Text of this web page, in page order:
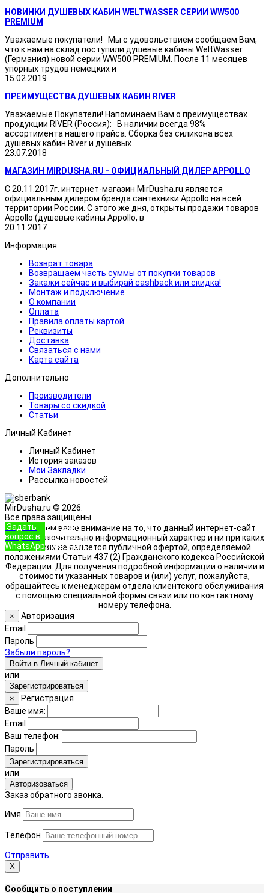
НОВИНКИ ДУШЕВЫХ КАБИН WELTWASSER СЕРИИ WW500
PREMIUM
Уважаемые покупатели! Мы с удовольствием сообщаем Вам,
что к нам на склад поступили душевые кабины WeltWasser
(Германия) новой серии WW500 PREMIUM. После 11 месяцев
упорных трудов немецких и
15.02.2019
ПРЕИМУЩЕСТВА ДУШЕВЫХ КАБИН RIVER
Уважаемые Покупатели! Напоминаем Вам о преимуществах
продукции RIVER (Россия): В наличии всегда 98%
ассортимента нашего прайса. Сборка без силикона всех
душевых кабин River и душевых
23.07.2018
МАГАЗИН MIRDUSHA.RU - ОФИЦИАЛЬНЫЙ ДИЛЕР APPOLLO
С 20.11.2017г. интернет-магазин MirDusha.ru является
официальным дилером бренда сантехники Appollo на всей
территории России. С этого же дня, открыты продажи товаров
Appollo (душевые кабины Appollo, в
20.11.2017
Информация
Возврат товара
Возвращаем часть суммы от покупки товаров
Закажи сейчас и выбирай cashback или скидка!
Монтаж и подключение
О компании
Оплата
Правила оплаты картой
Реквизиты
Доставка
Связаться с нами
Карта сайта
Дополнительно
Производители
Товары со скидкой
Статьи
Личный Кабинет
Личный Кабинет
История заказов
Мои Закладки
Рассылка новостей
MirDusha.ru © 2026.
Все права защищены.
Обращаем ваше внимание на то, что данный интернет-сайт
носит исключительно информационный характер и ни при каких
условиях не является публичной офертой, определяемой
положениями Статьи 437 (2) Гражданского кодекса Российской
Федерации. Для получения подробной информации о наличии и
стоимости указанных товаров и (или) услуг, пожалуйста,
обращайтесь к менеджерам отдела клиентского обслуживания
с помощью специальной формы связи или по контактному
номеру телефона.
Задать
вопрос в
WhatsApp
+7 (933)
888-8322
Позвонить
×
Авторизация
Email
Пароль
Забыли пароль?
Войти в Личный кабинет
или
Зарегистрироваться
×
Регистрация
Ваше имя:
Email
Ваш телефон:
Пароль
Зарегистрироваться
или
Авторизоваться
Заказ обратного звонка.
Имя
Телефон
Отправить
Х
Сообщить о поступлении